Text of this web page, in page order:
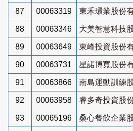
87 00063319 東禾環業股份
88 00063346 大美智慧科技
89 00063649 東峰投資股份
90 00063731 星諾博寬股份
91 00063866 南島運動訓練
92 00063958 睿多奇投資股
93 00065196 桑心餐飲企業